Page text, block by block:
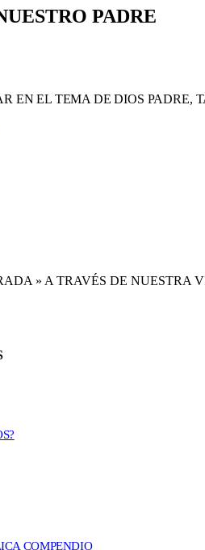
PADRE
EN EL TEMA DE DIOS PADRE,
» A TRAVÉS DE NUESTRA
COMPENDIO